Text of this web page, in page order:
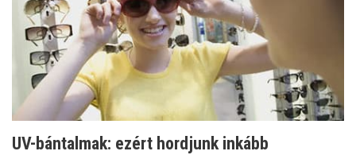
UV-bántalmak: ezért hordjunk inkább